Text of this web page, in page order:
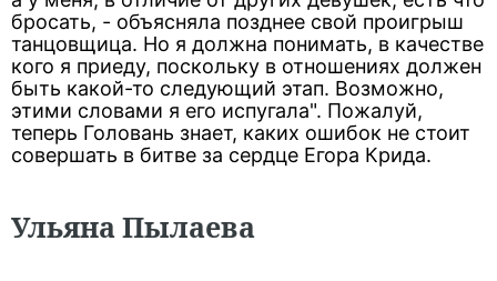
бросать, - объясняла позднее свой проигрыш
танцовщица. Но я должна понимать, в качестве
кого я приеду, поскольку в отношениях должен
быть какой-то следующий этап. Возможно,
этими словами я его испугала". Пожалуй,
теперь Головань знает, каких ошибок не стоит
совершать в битве за сердце Егора Крида.
Ульяна Пылаева